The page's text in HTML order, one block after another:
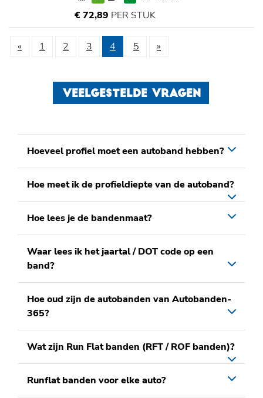
€ 72,89 PER STUK
« 1 2 3 4 5 »
VEELGESTELDE VRAGEN
Hoeveel profiel moet een autoband hebben?
Hoe meet ik de profieldiepte van de autoband?
Hoe lees je de bandenmaat?
Waar lees ik het jaartal / DOT code op een
band?
Hoe oud zijn de autobanden van Autobanden-
365?
Wat zijn Run Flat banden (RFT / ROF banden)?
Runflat banden voor elke auto?